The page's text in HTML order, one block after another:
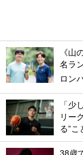
《山
名ラ
ロン
「少
リー
る”こ